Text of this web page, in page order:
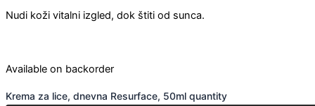
Nudi koži vitalni izgled, dok štiti od sunca.
Available on backorder
Krema za lice, dnevna Resurface, 50ml quantity